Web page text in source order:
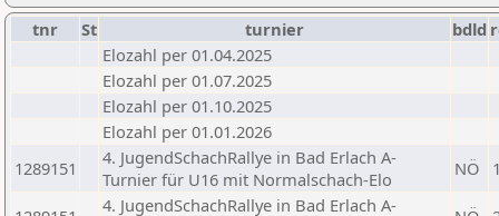
tnr St turnier bdld
Elozahl per 01.04.2025
Elozahl per 01.07.2025
Elozahl per 01.10.2025
Elozahl per 01.01.2026
1289151
4. JugendSchachRallye in Bad Erlach A-
Turnier für U16 mit Normalschach-Elo
NÖ
4. JugendSchachRallye in Bad Erlach A-